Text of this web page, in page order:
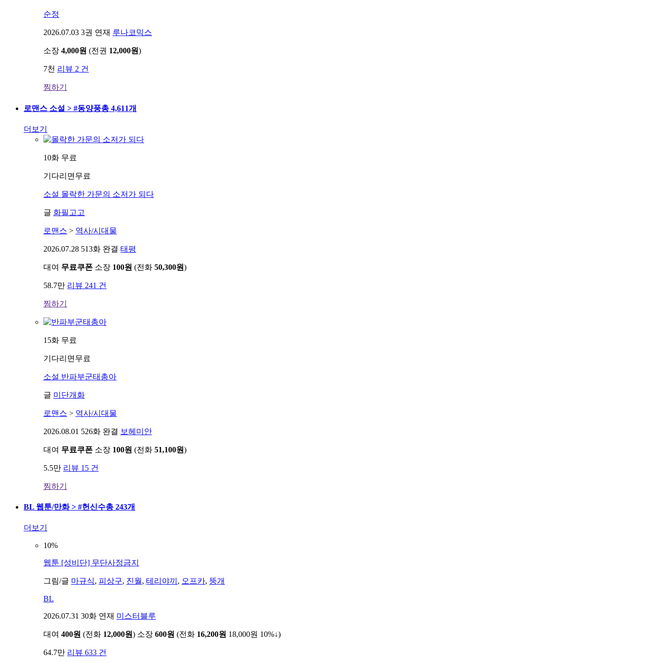
순정
2026.07.03 3권 연재 루나코믹스
소장 4,000원 (전권 12,000원)
7천 리뷰 2 건
찜하기
로맨스 소설 > #동양풍총 4,611개
더보기
10화 무료
기다리면무료
소설 몰락한 가문의 소저가 되다
글 화필고고
로맨스 > 역사/시대물
2026.07.28 513화 완결 태평
대여 무료쿠폰 소장 100원 (전화 50,300원)
58.7만 리뷰 241 건
찜하기
15화 무료
기다리면무료
소설 반파부군태총아
글 미단개화
로맨스 > 역사/시대물
2026.08.01 526화 완결 보헤미안
대여 무료쿠폰 소장 100원 (전화 51,100원)
5.5만 리뷰 15 건
찜하기
BL 웹툰/만화 > #헌신수총 243개
더보기
10%
웹툰 [성비단] 무단사정금지
그림/글 마규식, 피상구, 진월, 테리야끼 , 오프카, 뚱개
BL
2026.07.31 30화 연재 미스터블루
대여 400원 (전화 12,000원) 소장 600원 (전화 16,200원 18,000원 10%↓)
64.7만 리뷰 633 건